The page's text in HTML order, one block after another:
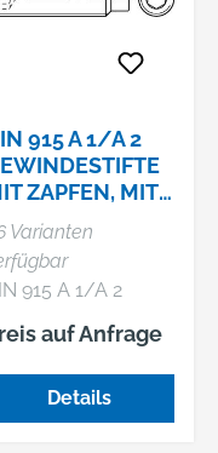
915 A 1/A 2
ZAPFEN, MIT
Varianten
915 A 1/A 2
mit
mit
auf Anfrage
Details